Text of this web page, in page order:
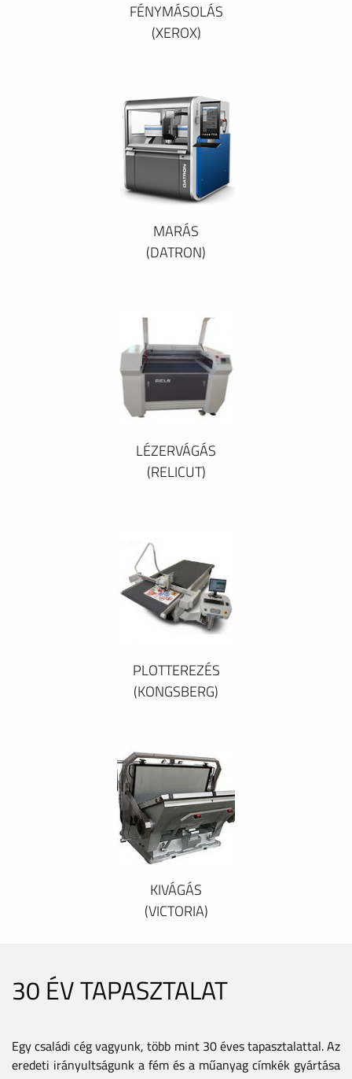
FÉNYMÁSOLÁS
(XEROX)
MARÁS
(DATRON)
LÉZERVÁGÁS
(RELICUT)
PLOTTEREZÉS
(KONGSBERG)
KIVÁGÁS
(VICTORIA)
30 ÉV TAPASZTALAT
Egy családi cég vagyunk, több mint 30 éves tapasztalattal. Az
eredeti irányultságunk a fém és a műanyag címkék gyártása